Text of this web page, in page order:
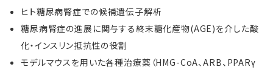
ヒト糖尿病腎症での候補遺伝子解析
糖尿病腎症の進展に関与する終末糖化産物(AGE)を介した酸
化・インスリン抵抗性の役割
モデルマウスを用いた各種治療薬（HMG-CoA、ARB、PPARγ